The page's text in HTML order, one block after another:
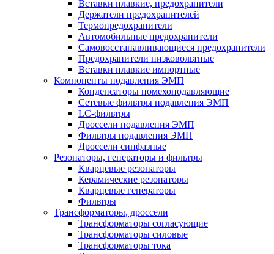
Вставки плавкие, предохранители
Держатели предохранителей
Термопредохранители
Автомобильные предохранители
Самовосстанавливающиеся предохранители
Предохранители низковольтные
Вставки плавкие импортные
Компоненты подавления ЭМП
Конденсаторы помехоподавляющие
Сетевые фильтры подавления ЭМП
LC-фильтры
Дроссели подавления ЭМП
Фильтры подавления ЭМП
Дроссели синфазные
Резонаторы, генераторы и фильтры
Кварцевые резонаторы
Керамические резонаторы
Кварцевые генераторы
Фильтры
Трансформаторы, дроссели
Трансформаторы согласующие
Трансформаторы силовые
Трансформаторы тока